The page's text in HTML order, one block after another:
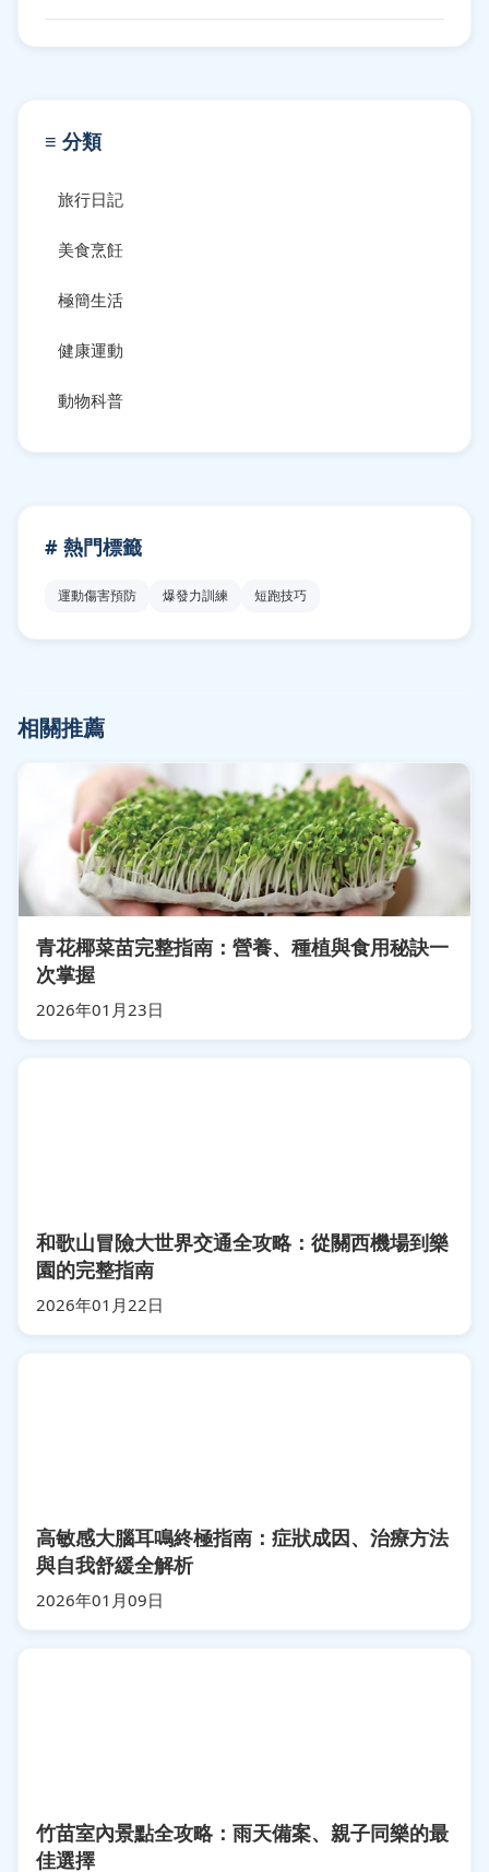
≡ 分類
旅行日記
美食烹飪
極簡生活
健康運動
動物科普
# 熱門標籤
運動傷害預防 爆發力訓練 短跑技巧
相關推薦
青花椰菜苗完整指南：營養、種植與食用秘訣一
次掌握
2026年01月23日
和歌山冒險大世界交通全攻略：從關西機場到樂
園的完整指南
2026年01月22日
高敏感大腦耳鳴終極指南：症狀成因、治療方法
與自我舒緩全解析
2026年01月09日
竹苗室內景點全攻略：雨天備案、親子同樂的最
佳選擇